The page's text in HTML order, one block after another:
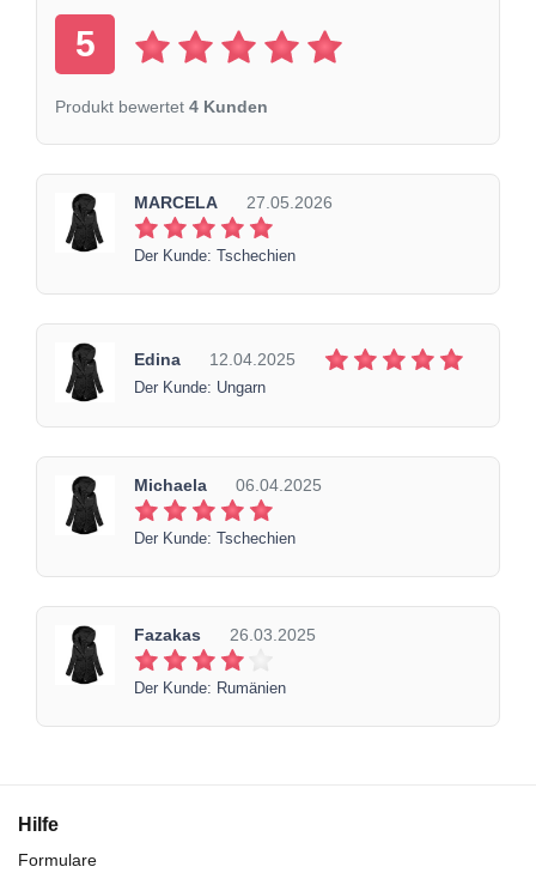
5
Produkt bewertet 4 Kunden
MARCELA 27.05.2026
Der Kunde: Tschechien
Edina 12.04.2025
Der Kunde: Ungarn
Michaela 06.04.2025
Der Kunde: Tschechien
Fazakas 26.03.2025
Der Kunde: Rumänien
Hilfe
Formulare